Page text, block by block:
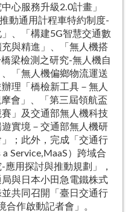
心服務升級2.0計畫」
動通用計程車特約制度-
、「構建5G智慧交通數
與精進」、「無人機搭
梁檢測之研究-無人機自
「無人機偏鄉物流運送
理「橋檢新工具－無人
會」、「第三屆領航盃
」及交通部無人機科技
實境－交通部無人機研
；此外，完成「交通行
Service,MaaS）跨域合
用探討與推動規劃」，
與日本小田急電鐵株式
共同召開「臺日交通行
合作啟動記者會」。